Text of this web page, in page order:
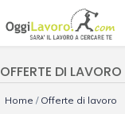
OFFERTE DI LAVORO
Home / Offerte di lavoro